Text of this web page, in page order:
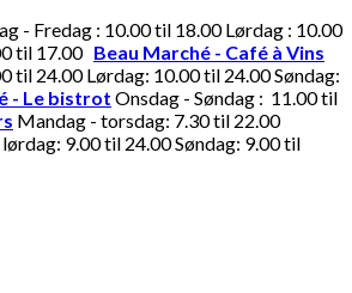
- Fredag : 10.00 til 18.00 Lørdag : 10.00
til 17.00 Beau Marché - Café à Vins
til 24.00 Lørdag: 10.00 til 24.00 Søndag:
- Le bistrot Onsdag - Søndag : 11.00 til
Mandag - torsdag: 7.30 til 22.00
9.00 til 24.00 Søndag: 9.00 til